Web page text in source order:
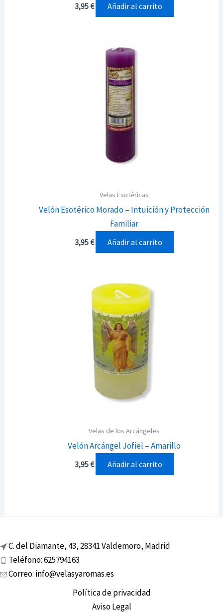
3,95€ Añadir al carrito
Velas Esotéricas
Velón Esotérico Morado – Intuición y Protección
Familiar
3,95€ Añadir al carrito
Velas de los Arcángeles
Velón Arcángel Jofiel – Amarillo
3,95€ Añadir al carrito
C. del Diamante, 43, 28341 Valdemoro, Madrid
Teléfono: 625794163
Correo: info@velasyaromas.es
Política de privacidad
Aviso Legal